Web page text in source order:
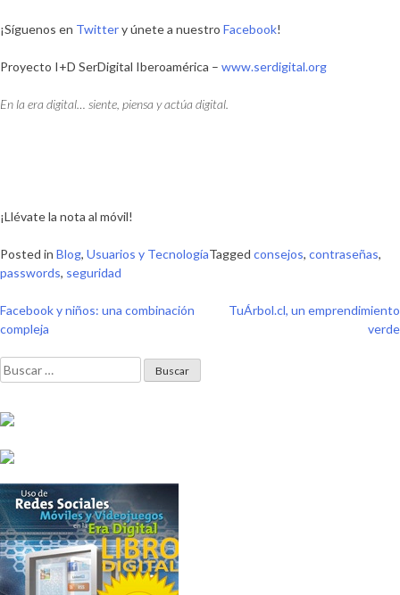
¡Síguenos en Twittery únete a nuestro Facebook!
Proyecto I+D SerDigital Iberoamérica – www.serdigital.org
En la era digital… siente, piensa y actúa digital.
¡Llévate la nota al móvil!
Posted in Blog, Usuarios y TecnologíaTagged consejos, contraseñas,
passwords, seguridad
Navegación
de
entradas
Facebook y niños: una combinación
compleja
TuÁrbol.cl, un emprendimiento
verde
Buscar: